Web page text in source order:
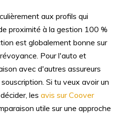
aux profils qui
proximité à la gestion 100 %
est globalement bonne sur
Pour l'auto et
avec d'autres assureurs
Si tu veux avoir un
les avis sur Coover
utile sur une approche